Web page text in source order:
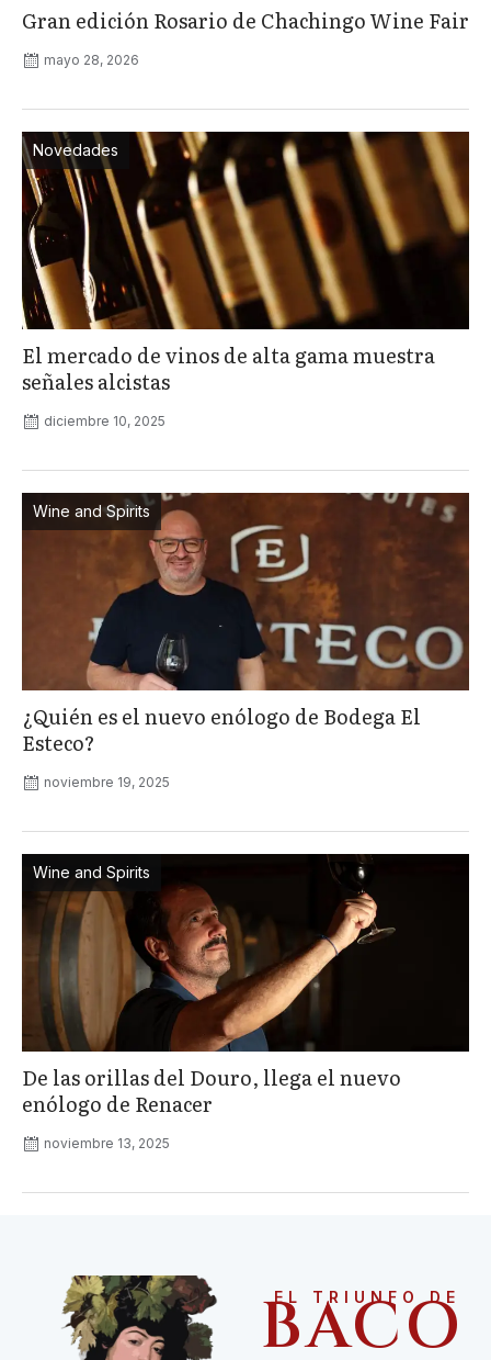
Gran edición Rosario de Chachingo Wine Fair
mayo 28, 2026
Novedades
El mercado de vinos de alta gama muestra
señales alcistas
diciembre 10, 2025
Wine and Spirits
¿Quién es el nuevo enólogo de Bodega El
Esteco?
noviembre 19, 2025
Wine and Spirits
De las orillas del Douro, llega el nuevo
enólogo de Renacer
noviembre 13, 2025
EL TRIUNFO DE
BACO